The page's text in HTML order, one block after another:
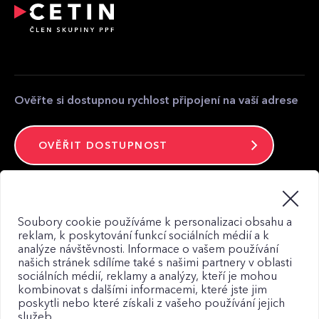
Partnerská zóna
Kontakt
Ověřte si dostupnou rychlost připojení na vaší adrese
OVĚŘIT DOSTUPNOST
Mapa webu
Soubory cookie používáme k personalizaci obsahu a
reklam, k poskytování funkcí sociálních médií a k
analýze návštěvnosti. Informace o vašem používání
našich stránek sdílíme také s našimi partnery v oblasti
sociálních médií, reklamy a analýzy, kteří je mohou
kombinovat s dalšími informacemi, které jste jim
poskytli nebo které získali z vašeho používání jejich